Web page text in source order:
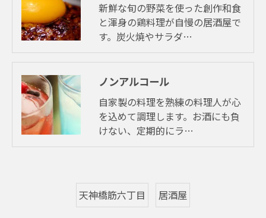
新鮮な旬の野菜を使った創作和食
と渾身の鶏料理が自慢の居酒屋で
す。炭火焼やサラダ…
ノンアルコール
自家製の料理を熟練の料理人が心
を込めて調理します。お酒にも負
けない、定期的にラ…
天神橋筋六丁目 居酒屋